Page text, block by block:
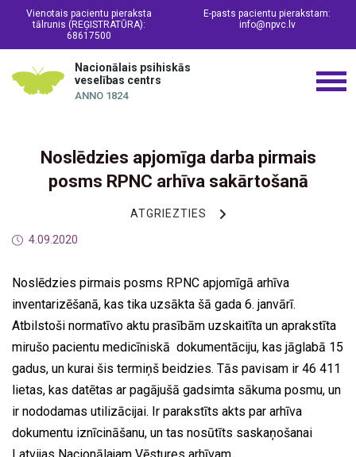
Vienotais pacientu pieraksta
tālrunis (REĢISTRATŪRA):
68617500
E-pasts pacientu pierakstam:
info@npvc.lv
Nacionālais psihiskās
veselības centrs
ANNO 1824
Noslēdzies apjomīga darba pirmais
posms RPNC arhīva sakārtošanā
ATGRIEZTIES
4.09.2020
Noslēdzies pirmais posms RPNC apjomīgā arhīva
inventarizēšanā, kas tika uzsākta šā gada 6. janvārī.
Atbilstoši normatīvo aktu prasībām uzskaitīta un aprakstīta
mirušo pacientu medicīniskā dokumentāciju, kas jāglabā 15
gadus, un kurai šis termiņš beidzies. Tās pavisam ir 46 411
lietas, kas datētas ar pagājušā gadsimta sākuma posmu, un
ir nododamas utilizācijai. Ir parakstīts akts par arhīva
dokumentu iznīcināšanu, un tas nosūtīts saskaņošanai